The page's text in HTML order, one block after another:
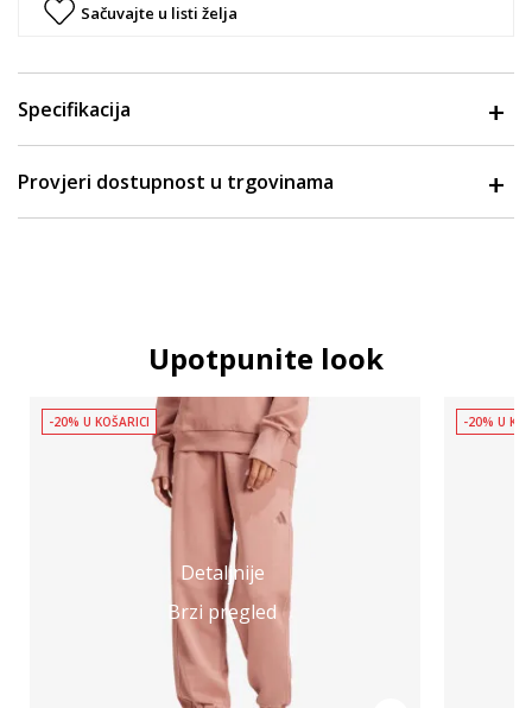
Sačuvajte u listi želja
Specifikacija
Provjeri dostupnost u trgovinama
Upotpunite look
Detaljnije
Brzi pregled
-20% U KOŠARICI -20% U